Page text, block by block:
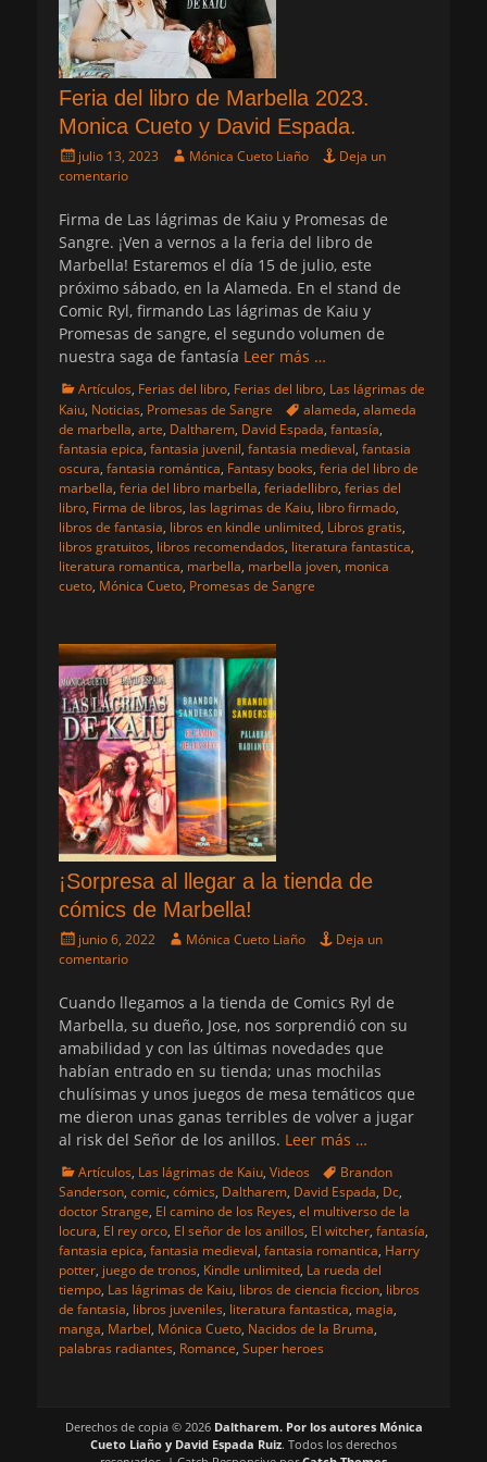
Feria del libro de Marbella 2023.
Monica Cueto y David Espada.
Publicado
el
julio 13, 2023 AutorMónica Cueto Liaño
Deja un
comentario
Firma de Las lágrimas de Kaiu y Promesas de
Sangre. ¡Ven a vernos a la feria del libro de
Marbella! Estaremos el día 15 de julio, este
próximo sábado, en la Alameda. En el stand de
Comic Ryl, firmando Las lágrimas de Kaiu y
Promesas de sangre, el segundo volumen de
nuestra saga de fantasía Leer más …
Categorias
Artículos, Ferias del libro, Ferias del libro, Las lágrimas de
Kaiu, Noticias, Promesas de Sangre Etiquetas
alameda, alameda
de marbella, arte, Daltharem, David Espada, fantasía,
fantasia epica, fantasia juvenil, fantasia medieval, fantasia
oscura, fantasia romántica, Fantasy books, feria del libro de
marbella, feria del libro marbella, feriadellibro, ferias del
libro, Firma de libros, las lagrimas de Kaiu, libro firmado,
libros de fantasia, libros en kindle unlimited, Libros gratis,
libros gratuitos, libros recomendados, literatura fantastica,
literatura romantica, marbella, marbella joven, monica
cueto, Mónica Cueto, Promesas de Sangre
¡Sorpresa al llegar a la tienda de
cómics de Marbella!
Publicado
el
junio 6, 2022 AutorMónica Cueto Liaño
Deja un
comentario
Cuando llegamos a la tienda de Comics Ryl de
Marbella, su dueño, Jose, nos sorprendió con su
amabilidad y con las últimas novedades que
habían entrado en su tienda; unas mochilas
chulísimas y unos juegos de mesa temáticos que
me dieron unas ganas terribles de volver a jugar
al risk del Señor de los anillos. Leer más …
Categorias
Artículos, Las lágrimas de Kaiu, Videos Etiquetas
Brandon
Sanderson, comic, cómics, Daltharem, David Espada, Dc,
doctor Strange, El camino de los Reyes, el multiverso de la
locura, El rey orco, El señor de los anillos, El witcher, fantasía,
fantasia epica, fantasia medieval, fantasia romantica, Harry
potter, juego de tronos, Kindle unlimited, La rueda del
tiempo, Las lágrimas de Kaiu, libros de ciencia ficcion, libros
de fantasia, libros juveniles, literatura fantastica, magia,
manga, Marbel, Mónica Cueto, Nacidos de la Bruma,
palabras radiantes, Romance, Super heroes
Derechos de copia © 2026 Daltharem. Por los autores Mónica
Cueto Liaño y David Espada Ruiz. Todos los derechos